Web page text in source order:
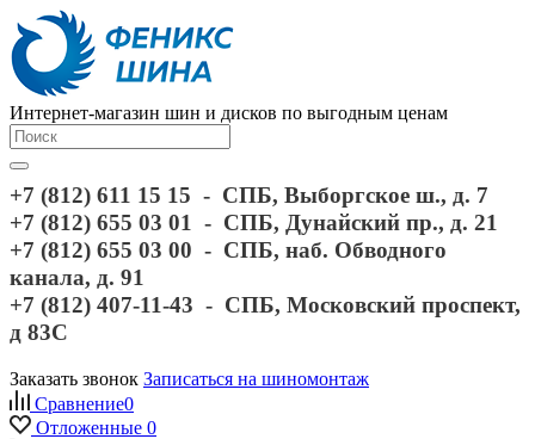
Интернет-магазин шин и дисков по выгодным ценам
+7 (812) 611 15 15 - СПБ, Выборгское ш., д. 7
+7 (812) 655 03 01 - СПБ, Дунайский пр., д. 21
+7 (812) 655 03 00 - СПБ, наб. Обводного
канала, д. 91
+7 (812) 407-11-43 - СПБ, Московский проспект,
д 83С
Заказать звонок Записаться на шиномонтаж
Сравнение0
Отложенные 0